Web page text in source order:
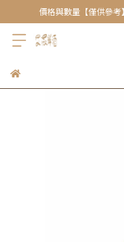
價格與數量【僅供參